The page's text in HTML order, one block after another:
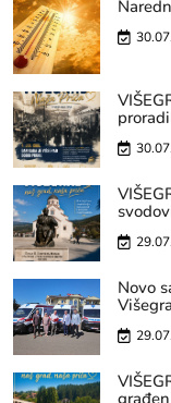
Novo